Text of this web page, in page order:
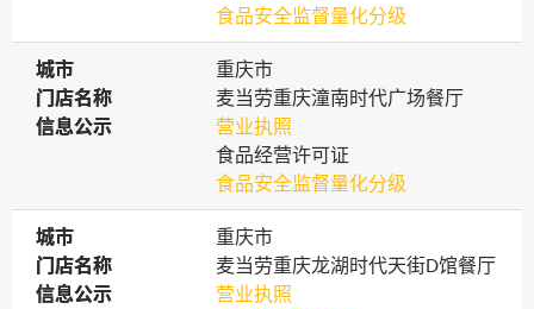
食品安全监督量化分级
城市
城市
重庆市
门店名称
门店名称
麦当劳重庆潼南时代广场餐厅
信息公示
信息公示
营业执照
食品经营许可证
食品安全监督量化分级
城市
城市
重庆市
门店名称
门店名称
麦当劳重庆龙湖时代天街D馆餐厅
信息公示
信息公示
营业执照